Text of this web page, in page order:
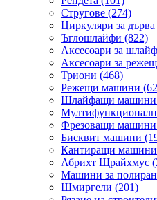
Стругове (274)
Циркуляри за дърва
Ъглошлайфи (822)
Аксесоари за
Аксесоари за
Триони (468)
Режещи машини
Шлайфащи машини
Фрезоващи машини
Бисквит машини
Кантиращи машини
Абрихт Щрайхмус
Машини за
Шмиргели (201)